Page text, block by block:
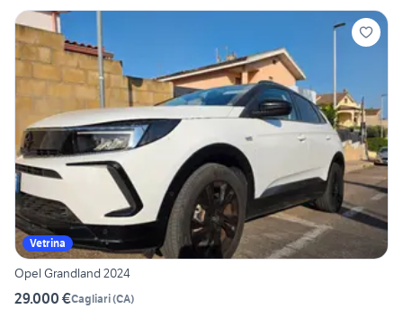
Vetrina
Opel Grandland 2024
29.000 €Cagliari(CA)